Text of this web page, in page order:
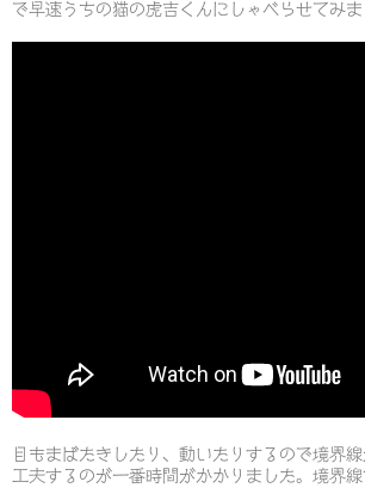
で早速うちの猫の虎吉くんにしゃべらせてみま
目もまばたきしたり、動いたりするので境界
工夫するのが一番時間がかかりました。境界